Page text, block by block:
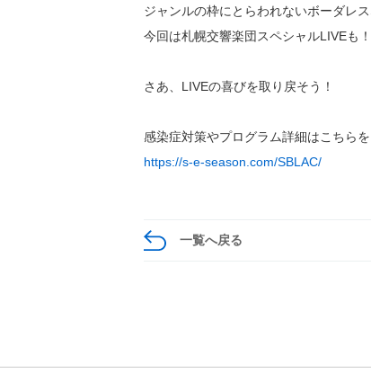
ジャンルの枠にとらわれないボーダレ
今回は札幌交響楽団スペシャルLIVEも！
さあ、LIVEの喜びを取り戻そう！
感染症対策やプログラム詳細はこちらを
https://s-e-season.com/SBLAC/
一覧へ戻る